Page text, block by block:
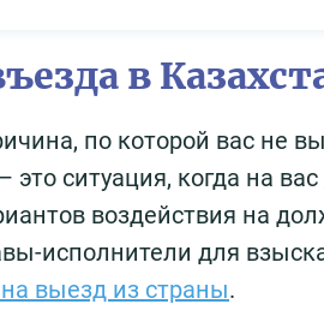
в
по которой вас не
это ситуация, когда на вас
воздействия на
исполнители для
выезд из страны.